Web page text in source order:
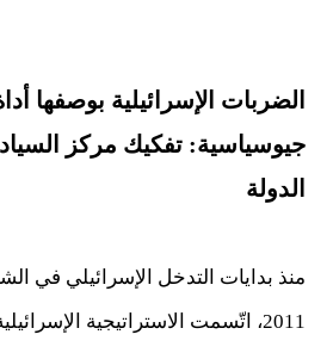
الضربات الإسرائيلية بوصفها
جيوسياسية: تفكيك مركز
الدولة
منذ بدايات التدخل الإسرائيلي في
2011، اتّسمت الاستراتيجية